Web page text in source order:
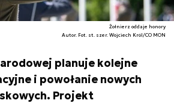
Żołnierz oddaje honory
Autor. Fot. st. szer. Wojciech Król/CO MON
planuje kolejne
i powołanie nowych
Projekt